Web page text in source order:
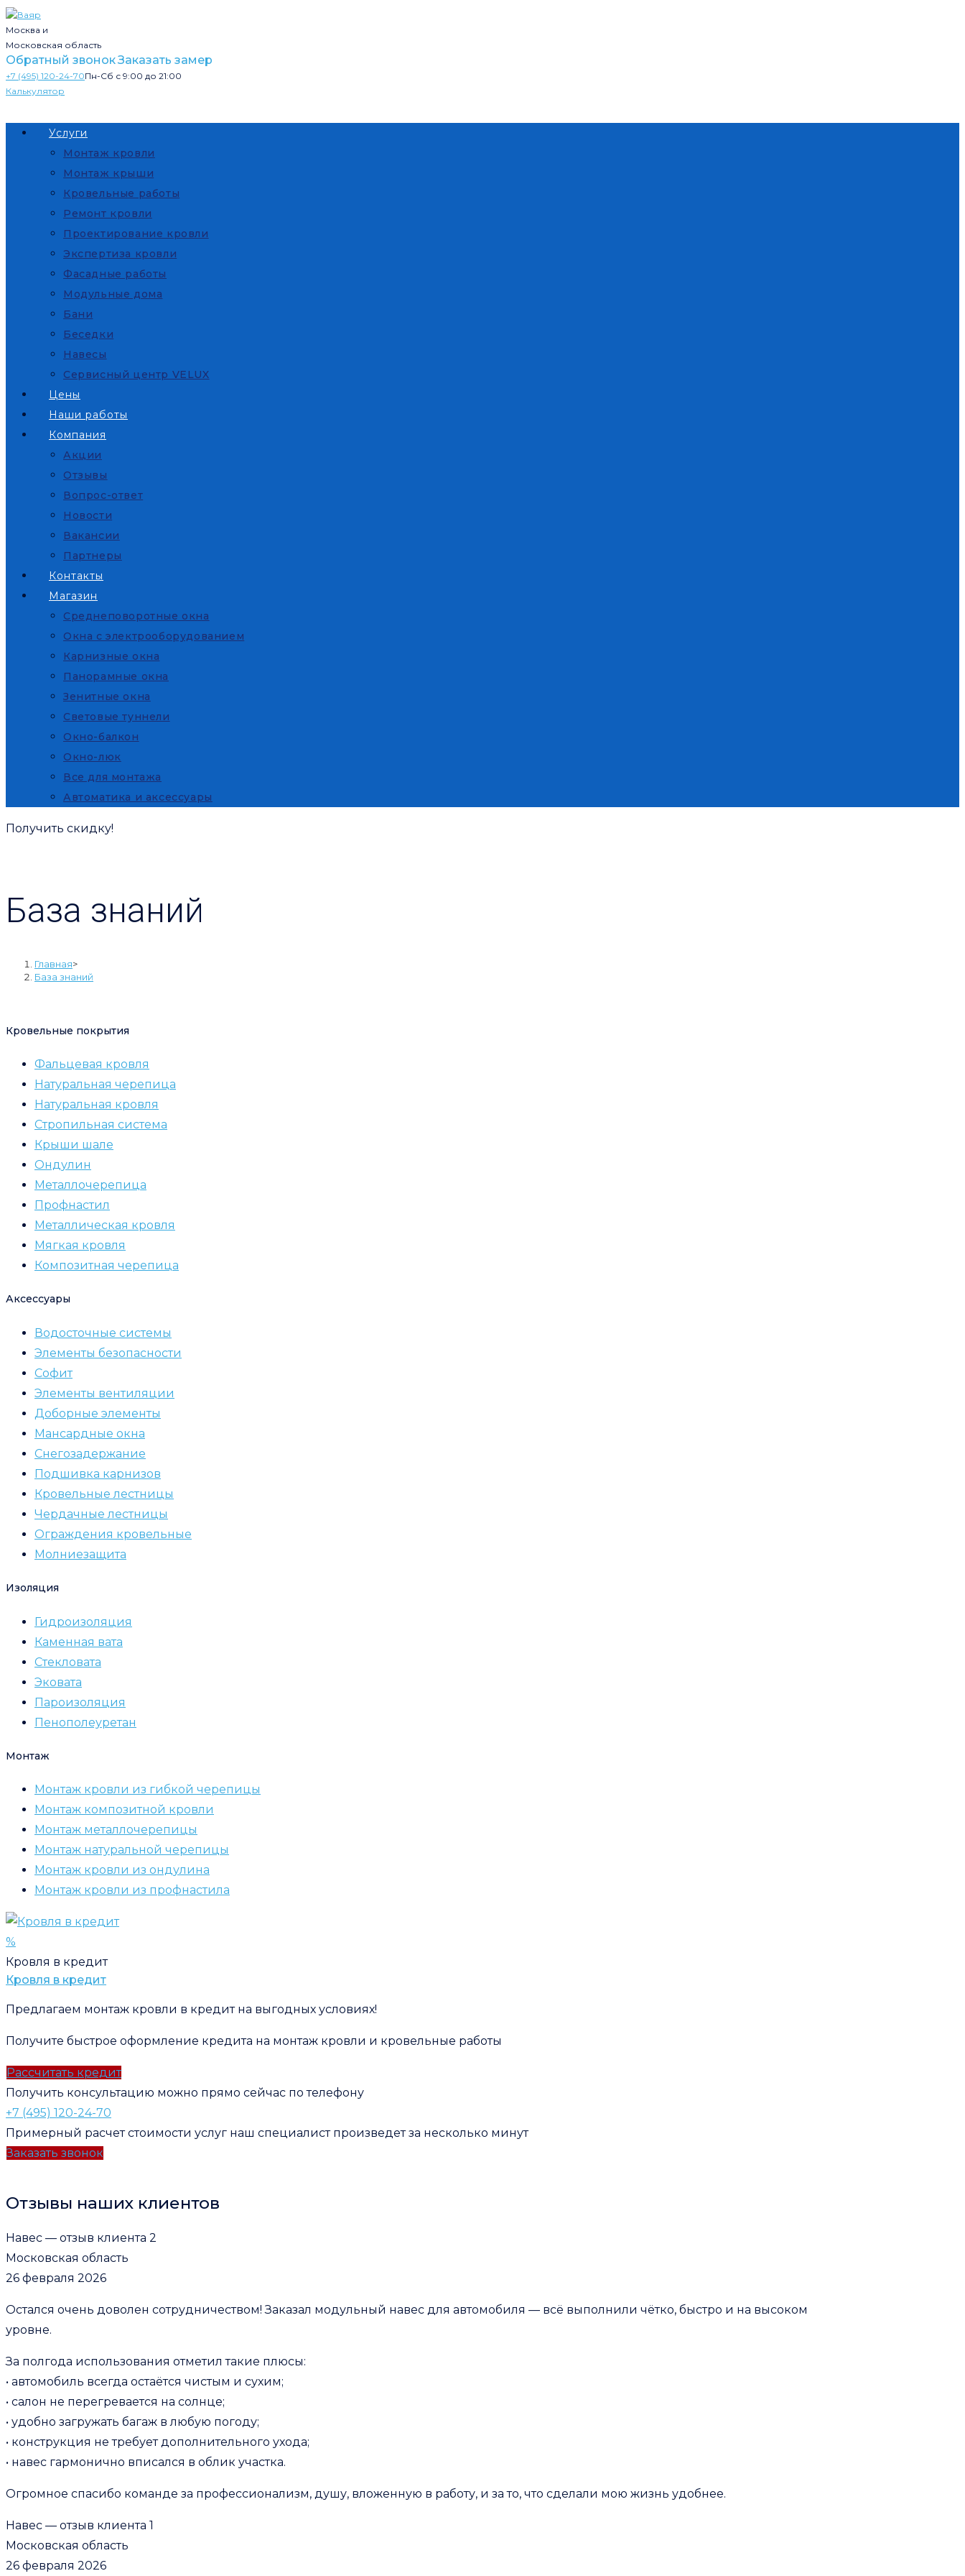
Москва и
Московская область
Обратный звонокЗаказать замер
+7 (495) 120-24-70Пн-Сб с 9:00 до 21:00
Калькулятор
Услуги
Монтаж кровли
Монтаж крыши
Кровельные работы
Ремонт кровли
Проектирование кровли
Экспертиза кровли
Фасадные работы
Модульные дома
Бани
Беседки
Навесы
Сервисный центр VELUX
Цены
Наши работы
Компания
Акции
Отзывы
Вопрос-ответ
Новости
Вакансии
Партнеры
Контакты
Магазин
Среднеповоротные окна
Окна с электрооборудованием
Карнизные окна
Панорамные окна
Зенитные окна
Световые туннели
Окно-балкон
Окно-люк
Все для монтажа
Автоматика и аксессуары
Получить скидку!
База знаний
Главная>
База знаний
Кровельные покрытия
Фальцевая кровля
Натуральная черепица
Натуральная кровля
Стропильная система
Крыши шале
Ондулин
Металлочерепица
Профнастил
Металлическая кровля
Мягкая кровля
Композитная черепица
Аксессуары
Водосточные системы
Элементы безопасности
Софит
Элементы вентиляции
Доборные элементы
Мансардные окна
Снегозадержание
Подшивка карнизов
Кровельные лестницы
Чердачные лестницы
Ограждения кровельные
Молниезащита
Изоляция
Гидроизоляция
Каменная вата
Стекловата
Эковата
Пароизоляция
Пенополеуретан
Монтаж
Монтаж кровли из гибкой черепицы
Монтаж композитной кровли
Монтаж металлочерепицы
Монтаж натуральной черепицы
Монтаж кровли из ондулина
Монтаж кровли из профнастила
%
Кровля в кредит
Кровля в кредит
Предлагаем монтаж кровли в кредит на выгодных условиях!
Получите быстрое оформление кредита на монтаж кровли и кровельные работы
Рассчитать кредит
Получить консультацию можно прямо сейчас по телефону
+7 (495) 120-24-70
Примерный расчет стоимости услуг наш специалист произведет за несколько минут
Заказать звонок
Отзывы наших клиентов
Навес — отзыв клиента 2
Московская область
26 февраля 2026
Остался очень доволен сотрудничеством! Заказал модульный навес для автомобиля — всё выполнили чётко, быстро и на высоком
уровне.
За полгода использования отметил такие плюсы:
• автомобиль всегда остаётся чистым и сухим;
• салон не перегревается на солнце;
• удобно загружать багаж в любую погоду;
• конструкция не требует дополнительного ухода;
• навес гармонично вписался в облик участка.
Огромное спасибо команде за профессионализм, душу, вложенную в работу, и за то, что сделали мою жизнь удобнее.
Навес — отзыв клиента 1
Московская область
26 февраля 2026